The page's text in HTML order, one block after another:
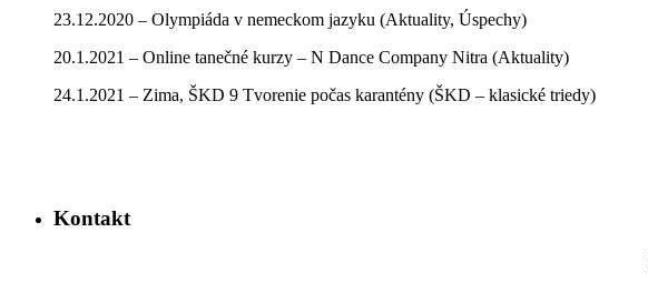
23.12.2020 – Olympiáda v nemeckom jazyku (Aktuality, Úspechy)
20.1.2021 – Online tanečné kurzy – N Dance Company Nitra (Aktuality)
24.1.2021 – Zima, ŠKD 9 Tvorenie počas karantény (ŠKD – klasické triedy)
Kontakt